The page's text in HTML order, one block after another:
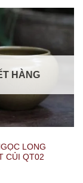
HÀNG
LONG
CỦI QT02